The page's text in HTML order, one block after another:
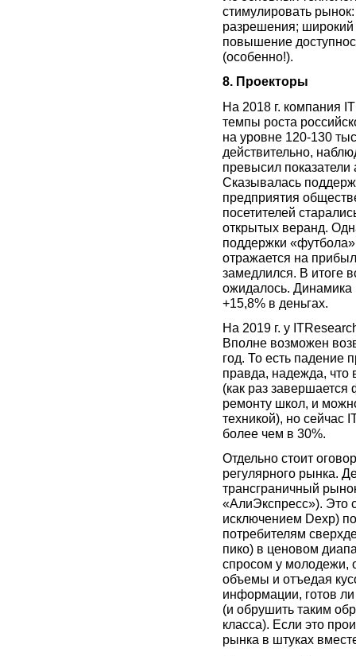
стимулировать
разрешения;
повышение
(особенно!).
8. Проекторы
На 2018 г. компания
темпы роста
на уровне 120-130
действительно,
превысил показатели
Сказывалась
предприятия
посетителей
открытых веранд.
поддержки «футбола»
отражается на
замедлился. В итоге
ожидалось. Динамика
+15,8% в деньгах.
На 2019 г. у
Вполне возможен
год. То есть падение
правда, надежда,
(как раз
ремонту школ, и
техникой), но сейчас
более чем в 30%.
Отдельно стоит
регулярного рынка.
трансграничный
«АлиЭкспресс»). Это
исключением Dexp)
потребителям
пико) в ценовом
спросом у молодежи,
объемы и отъедая
информации, готов ли
(и обрушить таким
класса). Если это
рынка в штуках